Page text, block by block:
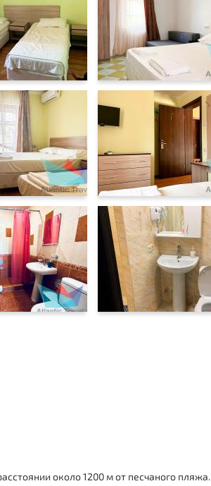
около 1200 м от песчаного пляжа.